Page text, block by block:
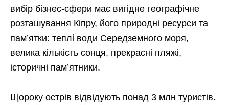
вибір бізнес-сфери має вигідне географічне
розташування Кіпру, його природні ресурси та
пам’ятки: теплі води Середземного моря,
велика кількість сонця, прекрасні пляжі,
історичні пам’ятники.
Щороку острів відвідують понад 3 млн туристів.